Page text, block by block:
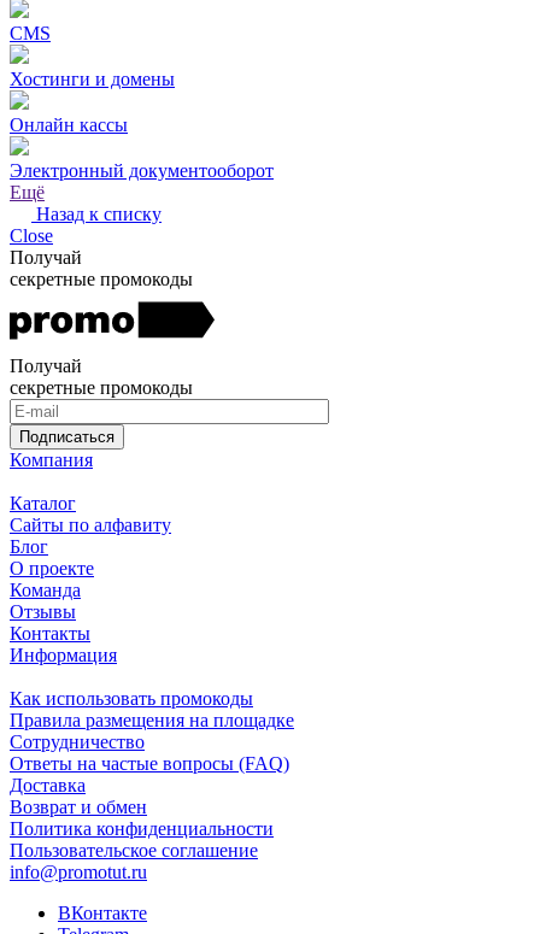
CMS
Хостинги и домены
Онлайн кассы
Электронный документооборот
Ещё
Назад к списку
Close
Получай
секретные промокоды
Получай
секретные промокоды
Подписаться
Компания
Каталог
Сайты по алфавиту
Блог
О проекте
Команда
Отзывы
Контакты
Информация
Как использовать промокоды
Правила размещения на площадке
Сотрудничество
Ответы на частые вопросы (FAQ)
Доставка
Возврат и обмен
Политика конфиденциальности
Пользовательское соглашение
info@promotut.ru
ВКонтакте